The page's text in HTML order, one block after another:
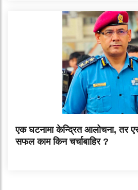
एक घटनामा केन्द्रित आलोचना, तर
सफल काम किन चर्चाबाहिर ?